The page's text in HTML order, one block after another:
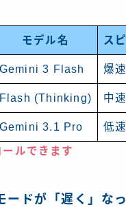
モデル名 ス
Gemini 3 Flash 爆速
Flash (Thinking) 中速
Gemini 3.1 Pro 低速
ルできます
ードが「遅く」な